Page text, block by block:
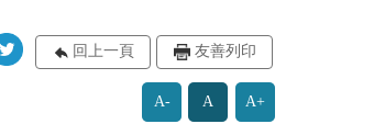
回上一頁 友善列印
A- A A+